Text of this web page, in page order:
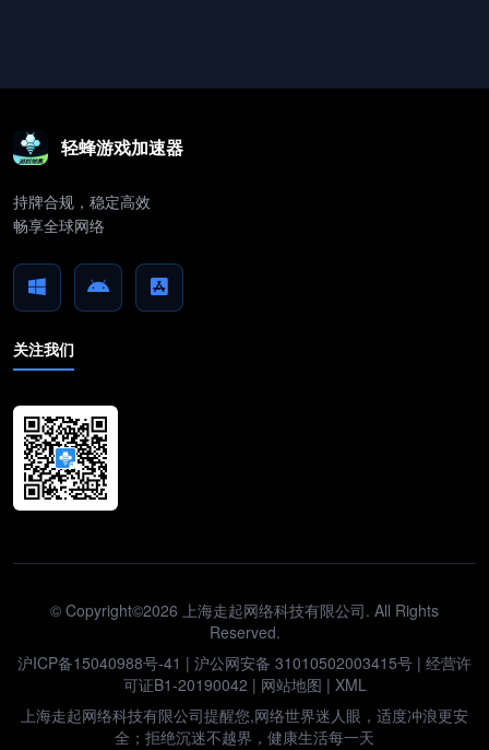
轻蜂游戏加速器
持牌合规，稳定高效
畅享全球网络
关注我们
© Copyright©2026 上海走起网络科技有限公司. All Rights
Reserved.
沪ICP备15040988号-41 | 沪公网安备 31010502003415号 | 经营许
可证B1-20190042 | 网站地图 | XML
上海走起网络科技有限公司提醒您,网络世界迷人眼，适度冲浪更安
全；拒绝沉迷不越界，健康生活每一天